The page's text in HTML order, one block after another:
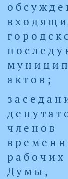
актов;